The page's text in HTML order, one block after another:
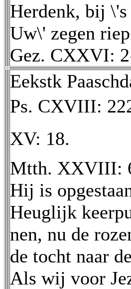
Herdenk, bij
Uw\' zegen
Gez. CXXVI:
Eekstk
Ps. CXVIII:
XV: 18.
Mtth. XXVIII:
Hij is
Heuglijk
nen, nu de
de tocht naar
Als wij voor